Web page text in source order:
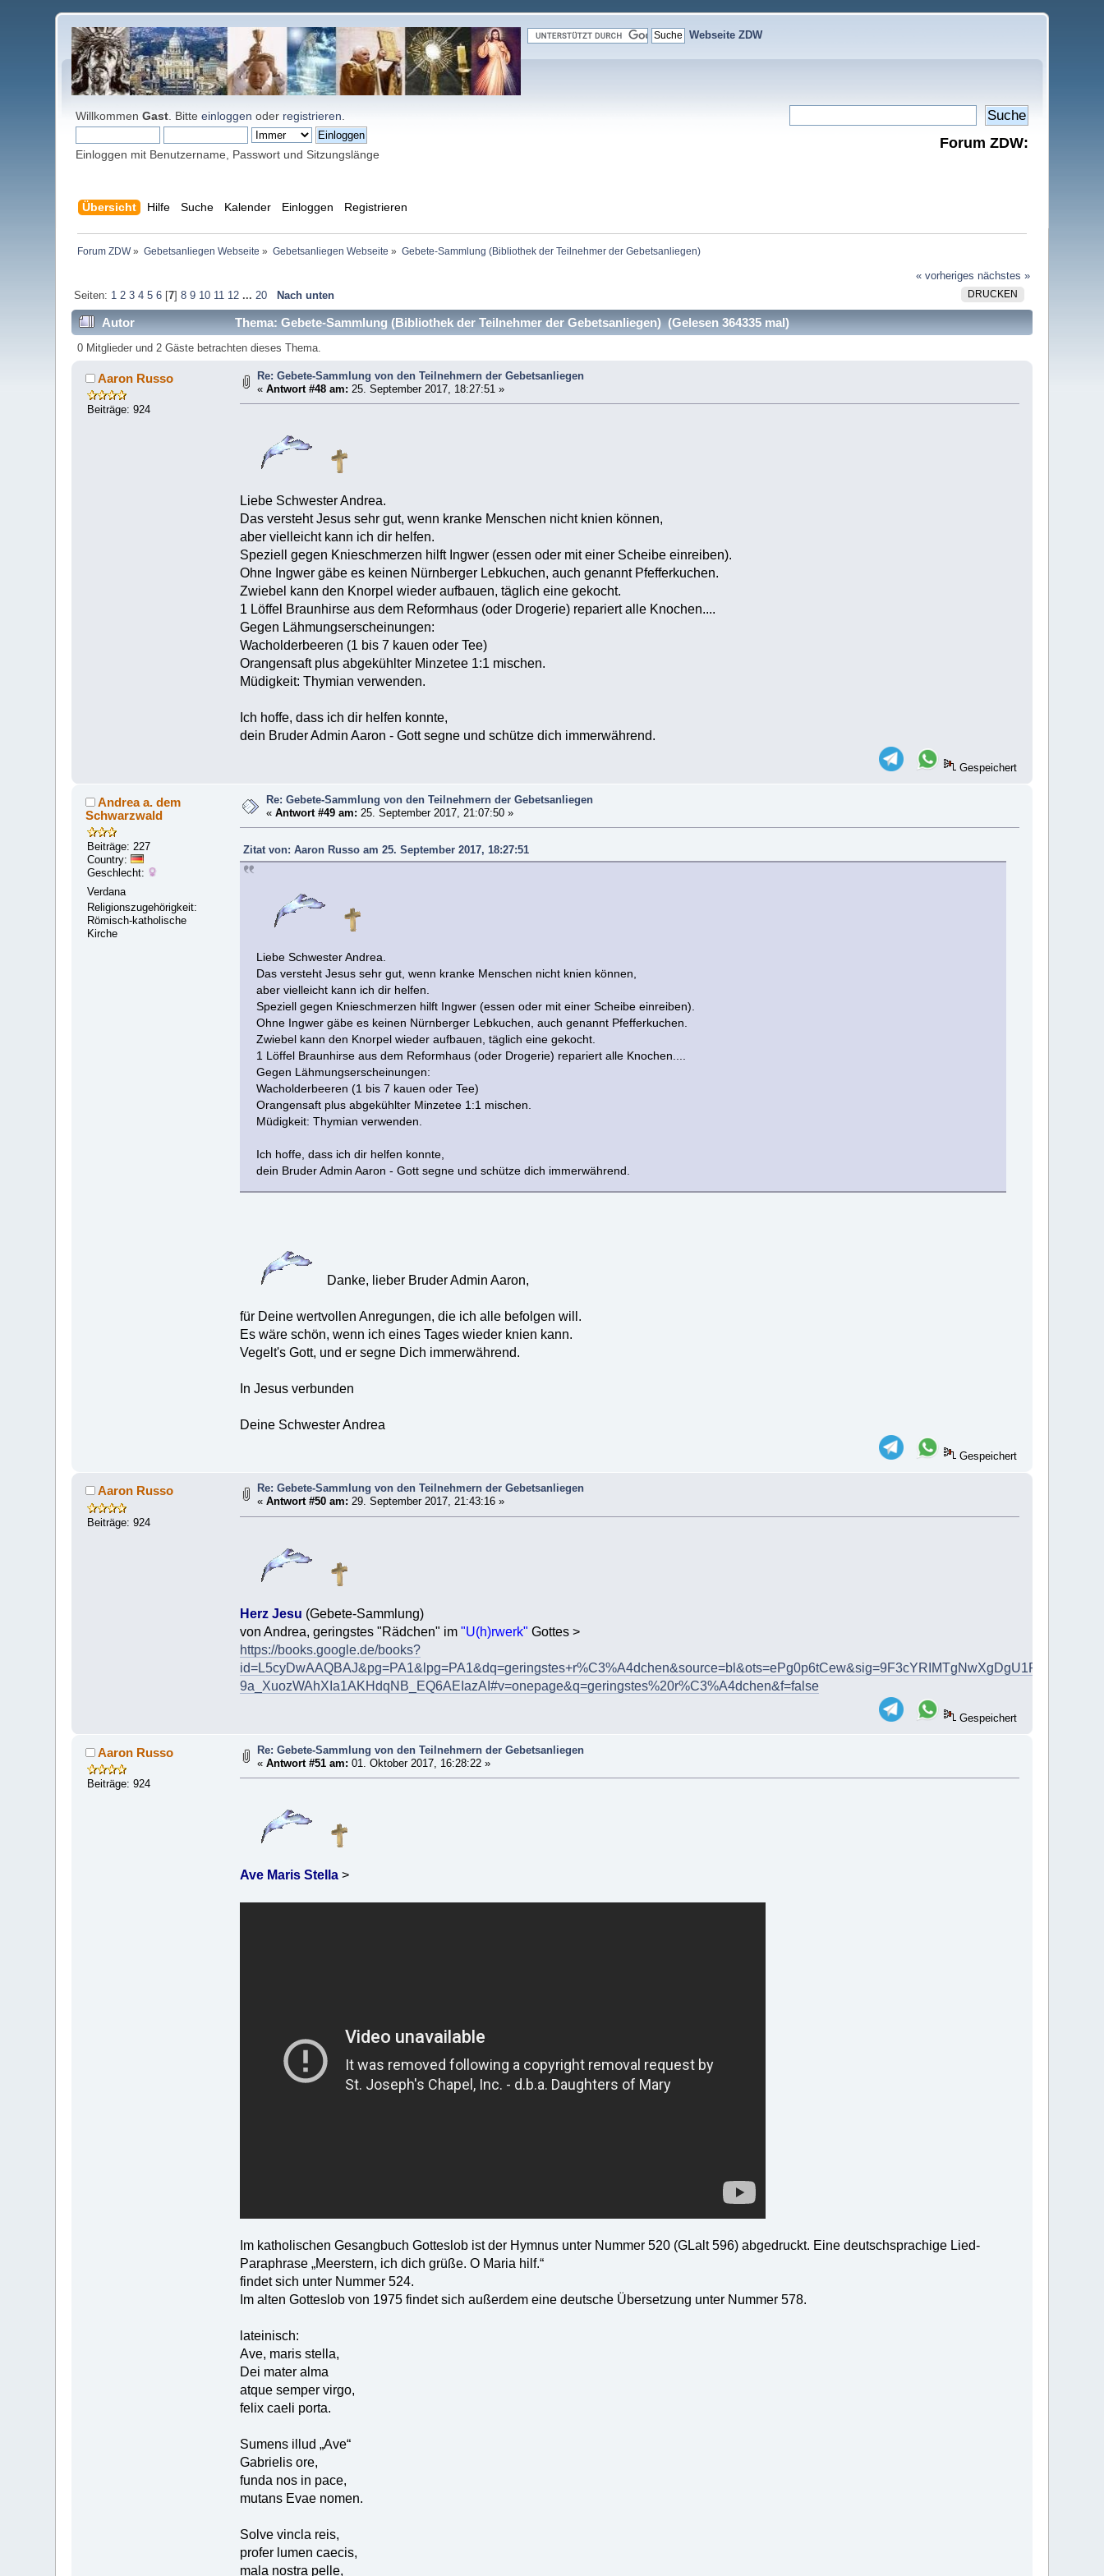
Webseite ZDW
WillkommenGast . Bitteeinloggen oder registrieren
Einloggen mit Benutzername, Passwort und Sitzungslänge
Forum ZDW:
Übersicht Hilfe Suche Kalender Einloggen Registrieren
Forum ZDW» Gebetsanliegen Webseite » Gebetsanliegen Webseite » Gebete-Sammlung (Bibliothek der Teilnehmer der Gebetsanliegen)
« vorheriges nächstes »
DRUCKEN
Seiten: 1 2 3 4 5 6[7] 8 9 10 11 12 ... 20 Nach unten
Autor Thema: Gebete-Sammlung (Bibliothek der Teilnehmer der Gebetsanliegen) (Gelesen 364335 mal)
0 Mitglieder und 2 Gäste betrachten dieses Thema.
Aaron Russo
Beiträge: 924
Re: Gebete-Sammlung von den Teilnehmern der Gebetsanliegen
«Antwort #48 am: 25. September 2017, 18:27:51 »
Liebe Schwester Andrea.
Das versteht Jesus sehr gut, wenn kranke Menschen nicht knien können,
aber vielleicht kann ich dir helfen.
Speziell gegen Knieschmerzen hilft Ingwer (essen oder mit einer Scheibe einreiben).
Ohne Ingwer gäbe es keinen Nürnberger Lebkuchen, auch genannt Pfefferkuchen.
Zwiebel kann den Knorpel wieder aufbauen, täglich eine gekocht.
1 Löffel Braunhirse aus dem Reformhaus (oder Drogerie) repariert alle Knochen....
Gegen Lähmungserscheinungen:
Wacholderbeeren (1 bis 7 kauen oder Tee)
Orangensaft plus abgekühlter Minzetee 1:1 mischen.
Müdigkeit: Thymian verwenden.
Ich hoffe, dass ich dir helfen konnte,
dein Bruder Admin Aaron - Gott segne und schütze dich immerwährend.
Gespeichert
Andrea a. dem
Schwarzwald
Beiträge: 227
Country:
Geschlecht:
Verdana
Religionszugehörigkeit:
Römisch-katholische
Kirche
Re: Gebete-Sammlung von den Teilnehmern der Gebetsanliegen
«Antwort #49 am: 25. September 2017, 21:07:50 »
Zitat von: Aaron Russo am 25. September 2017, 18:27:51
Liebe Schwester Andrea.
Das versteht Jesus sehr gut, wenn kranke Menschen nicht knien können,
aber vielleicht kann ich dir helfen.
Speziell gegen Knieschmerzen hilft Ingwer (essen oder mit einer Scheibe einreiben).
Ohne Ingwer gäbe es keinen Nürnberger Lebkuchen, auch genannt Pfefferkuchen.
Zwiebel kann den Knorpel wieder aufbauen, täglich eine gekocht.
1 Löffel Braunhirse aus dem Reformhaus (oder Drogerie) repariert alle Knochen....
Gegen Lähmungserscheinungen:
Wacholderbeeren (1 bis 7 kauen oder Tee)
Orangensaft plus abgekühlter Minzetee 1:1 mischen.
Müdigkeit: Thymian verwenden.
Ich hoffe, dass ich dir helfen konnte,
dein Bruder Admin Aaron - Gott segne und schütze dich immerwährend.
Danke, lieber Bruder Admin Aaron,
für Deine wertvollen Anregungen, die ich alle befolgen will.
Es wäre schön, wenn ich eines Tages wieder knien kann.
Vegelt's Gott, und er segne Dich immerwährend.
In Jesus verbunden
Deine Schwester Andrea
Gespeichert
Aaron Russo
Beiträge: 924
Re: Gebete-Sammlung von den Teilnehmern der Gebetsanliegen
«Antwort #50 am: 29. September 2017, 21:43:16 »
Herz Jesu (Gebete-Sammlung)
von Andrea, geringstes "Rädchen" im "U(h)rwerk" Gottes >
https://books.google.de/books?
9a_XuozWAhXIa1AKHdqNB_EQ6AEIazAI#v=onepage&q=geringstes%20r%C3%A4dchen&f=false
Gespeichert
Aaron Russo
Beiträge: 924
Re: Gebete-Sammlung von den Teilnehmern der Gebetsanliegen
«Antwort #51 am: 01. Oktober 2017, 16:28:22 »
Ave Maris Stella >
Im katholischen Gesangbuch Gotteslob ist der Hymnus unter Nummer 520 (GLalt 596) abgedruckt. Eine deutschsprachige Lied-
Paraphrase „Meerstern, ich dich grüße. O Maria hilf.“
findet sich unter Nummer 524.
Im alten Gotteslob von 1975 findet sich außerdem eine deutsche Übersetzung unter Nummer 578.
lateinisch:
Ave, maris stella,
Dei mater alma
atque semper virgo,
felix caeli porta.
Sumens illud „Ave“
Gabrielis ore,
funda nos in pace,
mutans Evae nomen.
Solve vincla reis,
profer lumen caecis,
mala nostra pelle,